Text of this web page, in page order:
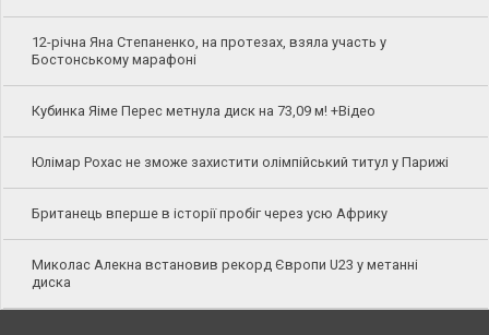
12-річна Яна Степаненко, на протезах, взяла участь у
Бостонському марафоні
Кубинка Яіме Перес метнула диск на 73,09 м! +Відео
Юлімар Рохас не зможе захистити олімпійський титул у Парижі
Британець вперше в історії пробіг через усю Африку
Миколас Алекна встановив рекорд Європи U23 у метанні
диска